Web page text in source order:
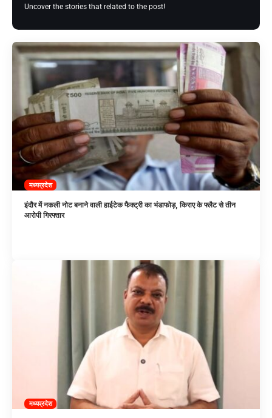
Uncover the stories that related to the post!
मध्यप्रदेश
इंदौर में नकली नोट बनाने वाली हाईटेक फैक्ट्री का भंडाफोड़, किराए के फ्लैट से तीन
आरोपी गिरफ्तार
मध्यप्रदेश